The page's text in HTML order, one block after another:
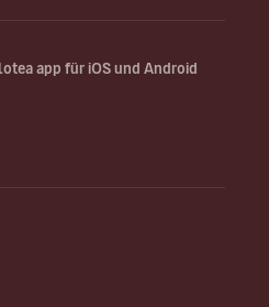
app für iOS und Android